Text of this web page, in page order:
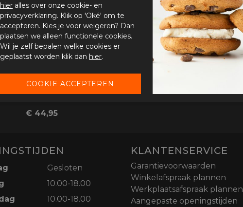
€ 44,95
Gesloten
10.00-18.00
10.00-18.00
KLANTENSERVICE
Garantievoorwaarden
Winkelafspraak plannen
Werkplaatsafspraak plannen
Aangepaste openingstijden
hier alles over onze cookie- en
privacyverklaring. Klik op 'Oké' om te
accepteren. Kies je voor weigeren? Dan
plaatsen we alleen functionele cookies.
Wil je zelf bepalen welke cookies er
geplaatst worden klik dan hier.